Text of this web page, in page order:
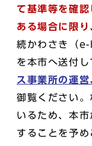
て基準等を確認
ある場合に限り
続かわさき（
を本市へ送付し
ス事業所の運
御覧ください
いるため、本
することを予め